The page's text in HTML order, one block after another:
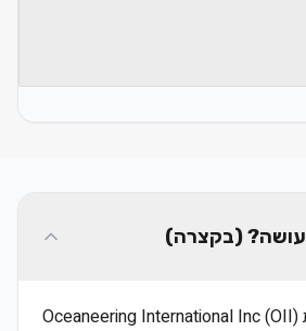
(בקצרה)
להלן ניתוח של חברת Oceaneering International Inc (OII)